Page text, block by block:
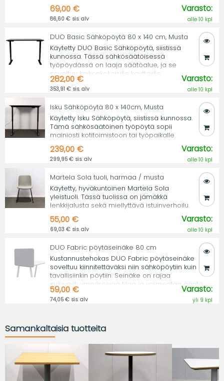
69,00 €
86,60 € sis. alv
Varasto:
alle 10 kpl
DUO Basic Sähköpöytä 80 x 140 cm, Musta
Käytetty DUO Basic Sähköpöytä, siistissä
kunnossa. Tässä sähkösäätöisessä
työpöydässä on laaja säätöalue, ja se
soveltuu kaikenkokoisille käyttäjille.
282,00 €
353,91 € sis. alv
Varasto:
alle 10 kpl
Isku Sähköpöytä 80 x 140cm, Musta
Käytetty Isku Sähköpöytä, siistissä kunnossa.
Tämä sähkösäätöinen työpöytä sopii
mainiosti kotitoimistoon tai työpaikalle.
239,00 €
299,95 € sis. alv
Varasto:
alle 10 kpl
Martela Sola tuoli, harmaa / musta
Käytetty, hyväkuntoinen Martela Sola
yleistuoli. Tässä tuolissa on jämäkkä
lenkkijalusta sekä miellyttävä istuinverhoilu.
55,00 €
69,03 € sis. alv
Varasto:
alle 10 kpl
DUO Fabric pöytäseinäke 80 cm
Kustannustehokas DUO Fabric pöytäseinäke
soveltuu kiinnitettäväksi niin sähköpöytiin kuin
tavallisiinkin pöytiin. Seinäke on rajaa
sujuvasti ympäröivää tilaa ja vaimentaa ääntä.
59,00 €
74,05 € sis. alv
Varasto:
yli 9 kpl
Samankaltaisia tuotteita